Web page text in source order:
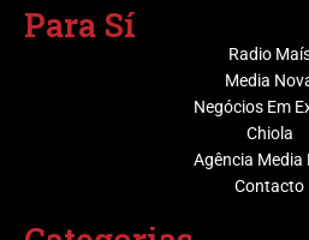
Para Sí
Radio
Media
Negócios Em
Chiola
Agência Media
Contacto